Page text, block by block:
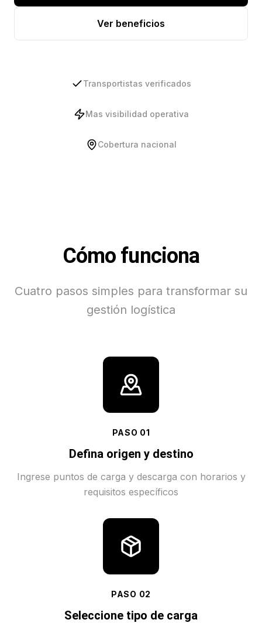
Ver beneficios
Transportistas verificados
Mas visibilidad operativa
Cobertura nacional
Cómo funciona
Cuatro pasos simples para transformar su
gestión logística
PASO 01
Defina origen y destino
Ingrese puntos de carga y descarga con horarios y
requisitos específicos
PASO 02
Seleccione tipo de carga